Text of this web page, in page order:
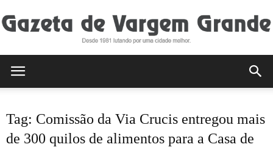
Tag: Comissão da Via Crucis entregou mais
de 300 quilos de alimentos para a Casa de